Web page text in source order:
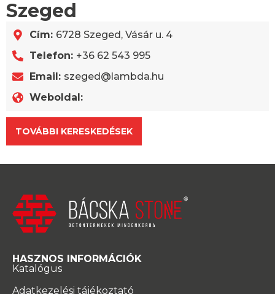
Szeged
Cím: 6728 Szeged, Vásár u. 4
Telefon: +36 62 543 995
Email: szeged@lambda.hu
Weboldal:
TOVÁBBI KERESKEDÉSEK
HASZNOS INFORMÁCIÓK
Katalógus
Adatkezelési tájékoztató